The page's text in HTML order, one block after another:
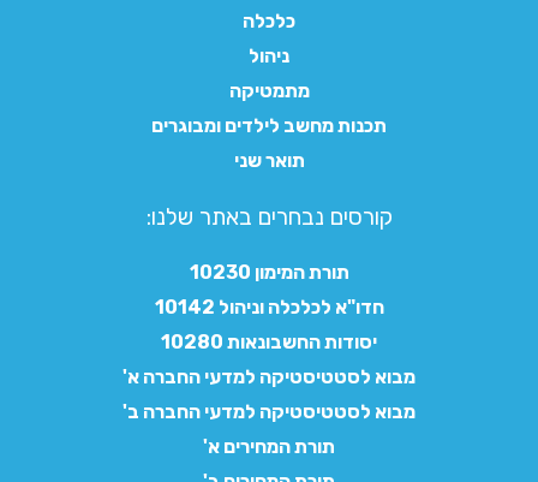
כלכלה
ניהול
מתמטיקה
תכנות מחשב לילדים ומבוגרים
תואר שני
קורסים נבחרים באתר שלנו:​
תורת המימון 10230
חדו"א לכלכלה וניהול 10142
יסודות החשבונאות 10280
מבוא לסטטיסטיקה למדעי החברה א'
מבוא לסטטיסטיקה למדעי החברה ב'
תורת המחירים א'